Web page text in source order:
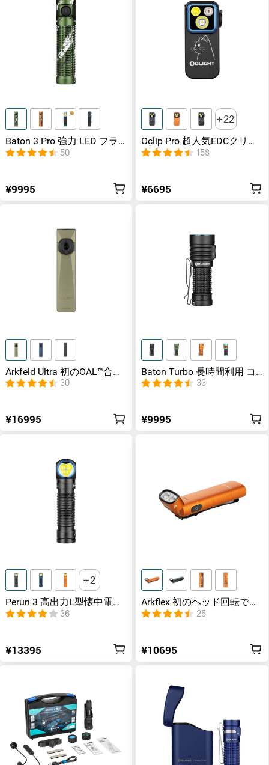
Baton 3 Pro 強力 LED フラ
ッシュライト50
¥9995
22
Oclip Pro 超人気EDCクリッ
プライト ランニングライ
ト 3つの光源
158
¥6695
Arkfeld Ultra 初のOAL™合金
製3-in-1 フラシュライト
（UV付き）
30
¥16995
Baton Turbo 長時間利用 コ
ンパクトな懐中電灯
33
¥9995
2
Perun 3 高出力L型懐中電灯
3000ルーメン36
¥13395
Arkflex 初のヘッド回転でき
るライト
25
¥10695